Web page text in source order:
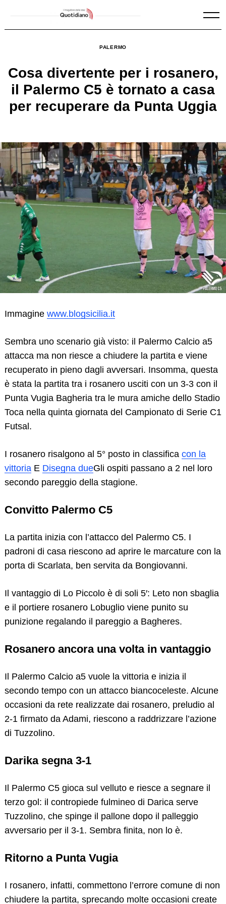
PALERMO
Cosa divertente per i rosanero,
il Palermo C5 è tornato a casa
per recuperare da Punta Uggia
Immagine www.blogsicilia.it
Sembra uno scenario già visto: il Palermo Calcio a5
attacca ma non riesce a chiudere la partita e viene
recuperato in pieno dagli avversari. Insomma, questa
è stata la partita tra i rosanero usciti con un 3-3 con il
Punta Vugia Bagheria tra le mura amiche dello Stadio
Toca nella quinta giornata del Campionato di Serie C1
Futsal.
I rosanero risalgono al 5° posto in classifica con la
vittoria E Disegna dueGli ospiti passano a 2 nel loro
secondo pareggio della stagione.
Convitto Palermo C5
La partita inizia con l’attacco del Palermo C5. I
padroni di casa riescono ad aprire le marcature con la
porta di Scarlata, ben servita da Bongiovanni.
Il vantaggio di Lo Piccolo è di soli 5′: Leto non sbaglia
e il portiere rosanero Lobuglio viene punito su
punizione regalando il pareggio a Bagheres.
Rosanero ancora una volta in vantaggio
Il Palermo Calcio a5 vuole la vittoria e inizia il
secondo tempo con un attacco biancoceleste. Alcune
occasioni da rete realizzate dai rosanero, preludio al
2-1 firmato da Adami, riescono a raddrizzare l’azione
di Tuzzolino.
Darika segna 3-1
Il Palermo C5 gioca sul velluto e riesce a segnare il
terzo gol: il contropiede fulmineo di Darica serve
Tuzzolino, che spinge il pallone dopo il palleggio
avversario per il 3-1. Sembra finita, non lo è.
Ritorno a Punta Vugia
I rosanero, infatti, commettono l’errore comune di non
chiudere la partita, sprecando molte occasioni create